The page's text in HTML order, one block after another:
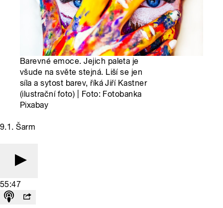
Barevné emoce. Jejich paleta je
všude na světe stejná. Liší se jen
síla a sytost barev, říká Jiří Kastner
(ilustrační foto) | Foto: Fotobanka
Pixabay
9.1. Šarm
55:47